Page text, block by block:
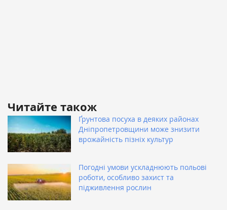
Читайте також
Ґрунтова посуха в деяких районах
Дніпропетровщини може знизити
врожайність пізніх культур
Погодні умови ускладнюють польові
роботи, особливо захист та
підживлення рослин